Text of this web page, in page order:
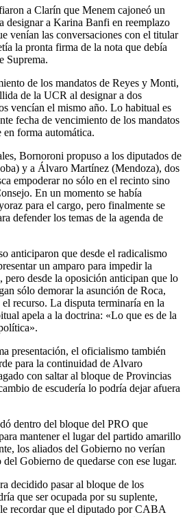
a Clarín que Menem cajoneó un
designar a Karina Banfi en reemplazo
venían las conversaciones con el titular
la pronta firma de la nota que debía
Suprema.
de los mandatos de Reyes y Monti,
de la UCR al designar a dos
vencían el mismo año. Lo habitual es
fecha de vencimiento de los mandatos
en forma automática.
Bornoroni propuso a los diputados de
y a Álvaro Martínez (Mendoza), dos
empoderar no sólo en el recinto sino
En un momento se había
para el cargo, pero finalmente se
defender los temas de la agenda de
anticiparon que desde el radicalismo
un amparo para impedir la
pero desde la oposición anticipan que lo
sólo demorar la asunción de Roca,
recurso. La disputa terminaría en la
apela a la doctrina: «Lo que es de la
presentación, el oficialismo también
para la continuidad de Alvaro
con saltar al bloque de Provincias
de escudería lo podría dejar afuera
dentro del bloque del PRO que
mantener el lugar del partido amarillo
los aliados del Gobierno no verían
Gobierno de quedarse con ese lugar.
decidido pasar al bloque de los
que ser ocupada por su suplente,
recordar que el diputado por CABA